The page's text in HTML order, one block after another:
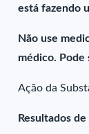
está fazendo
Não use
médico. Pode
Ação da
Resultados